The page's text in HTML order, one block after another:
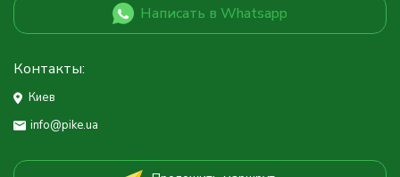
Написать в Whatsapp
Контакты:
Киев
info@pike.ua